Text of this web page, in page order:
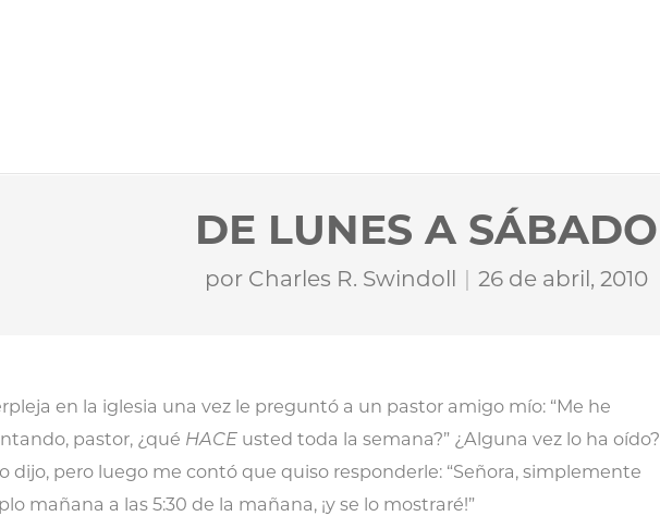
DE LUNES A SÁBADO
por Charles R. Swindoll 26 de abril, 2010
en la iglesia una vez le preguntó a un pastor amigo mío: “Me he
pastor, ¿qué HACE usted toda la semana?” ¿Alguna vez lo ha oído?
dijo, pero luego me contó que quiso responderle: “Señora, simplemente
mañana a las 5:30 de la mañana, ¡y se lo mostraré!”